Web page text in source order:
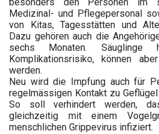
besonders den Personen im
Medizinal- und Pflegepersonal
von Kitas, Tagesstätten und
Dazu gehören auch die
sechs Monaten. Säuglinge
Komplikationsrisiko, können
werden.
Neu wird die Impfung auch für
regelmässigen Kontakt zu
So soll verhindert werden,
gleichzeitig mit einem
menschlichen Grippevirus infiziert.